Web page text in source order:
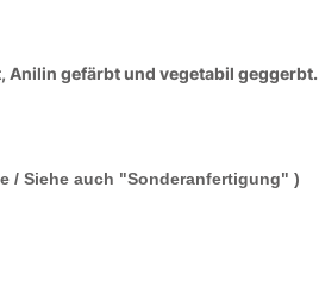
Anilin gefärbt und vegetabil geggerbt.
/ Siehe auch "Sonderanfertigung" )